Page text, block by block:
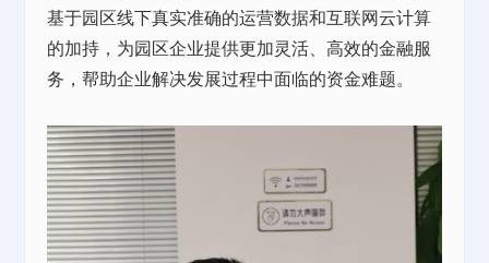
基于园区线下真实准确的运营数据和互联网云计算
的加持，为园区企业提供更加灵活、高效的金融服
务，帮助企业解决发展过程中面临的资金难题。